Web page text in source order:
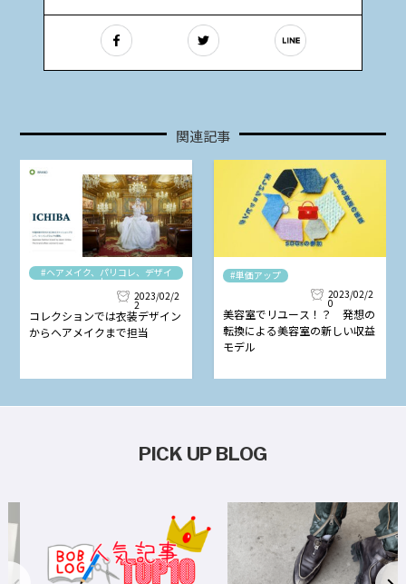
関連記事
#ヘアメイク、パリコレ、デザイ
ナー
2023/02/2
2
コレクションでは衣装デザイン
からヘアメイクまで担当
#単価アップ
2023/02/2
0
美容室でリユース！？ 発想の
転換による美容室の新しい収益
モデル
PICK UP BLOG